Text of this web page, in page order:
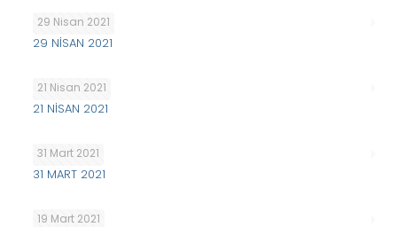
29 Nisan 2021
29 NİSAN 2021
21 Nisan 2021
21 NİSAN 2021
31 Mart 2021
31 MART 2021
19 Mart 2021